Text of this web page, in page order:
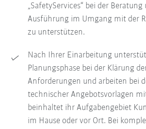
„SafetyServices“ bei der
Ausführung im Umgang mit der
zu unterstützen.
Nach Ihrer Einarbeitung
Planungsphase bei der Klärung
Anforderungen und arbeiten bei
technischer Angebotsvorlagen
beinhaltet ihr Aufgabengebiet
im Hause oder vor Ort. Bei